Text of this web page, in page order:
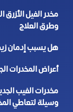
وطرق العلاج
هل يسبب إدمان
أعراض المخدرات
مخدرات الفيب
وسيلة لتعاطي